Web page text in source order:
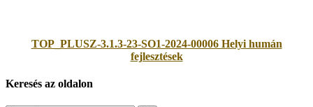
TOP_PLUSZ-3.1.3-23-SO1-2024-00006 Helyi humán
fejlesztések
Keresés az oldalon